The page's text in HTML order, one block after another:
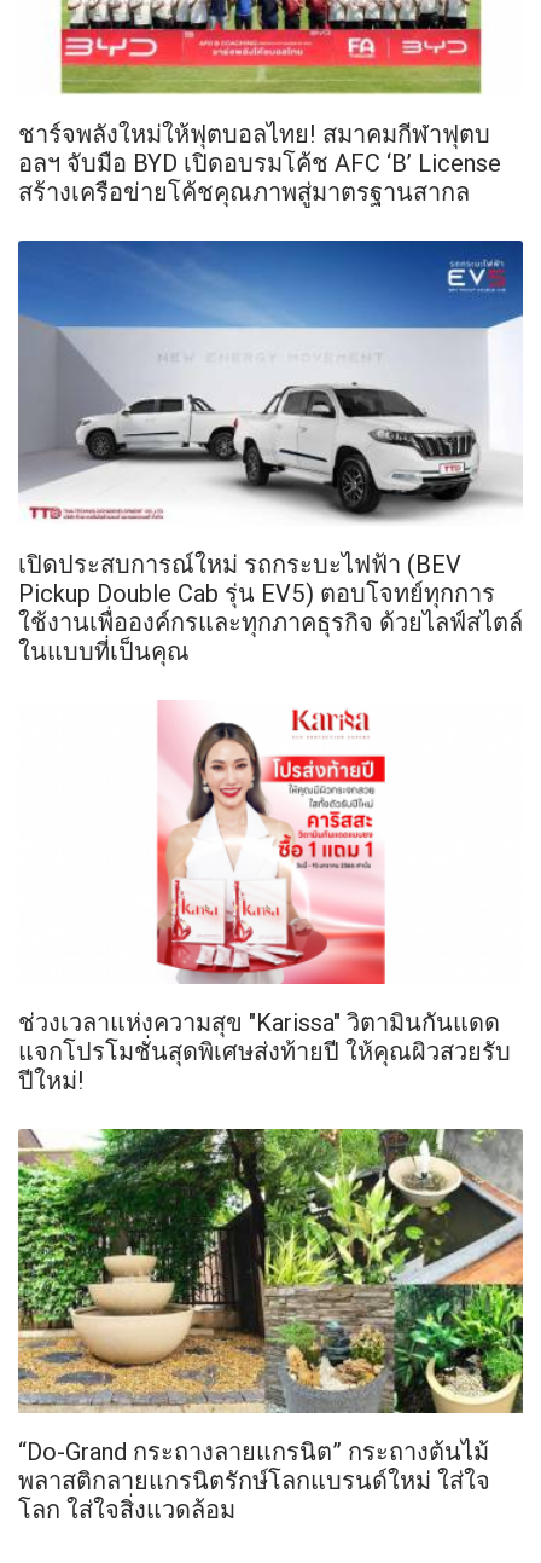
ชาร์จพลังใหม่ให้ฟุตบอลไทย! สมาคมกีฬาฟุตบ
อลฯ จับมือ BYD เปิดอบรมโค้ช AFC ‘B’ License
สร้างเครือข่ายโค้ชคุณภาพสู่มาตรฐานสากล
เปิดประสบการณ์ใหม่ รถกระบะไฟฟ้า (BEV
Pickup Double Cab รุ่น EV5) ตอบโจทย์ทุกการ
ใช้งานเพื่อองค์กรและทุกภาคธุรกิจ ด้วยไลฟ์สไตล์
ในแบบที่เป็นคุณ
ช่วงเวลาแห่งความสุข "Karissa" วิตามินกันแดด
แจกโปรโมชั่นสุดพิเศษส่งท้ายปี ให้คุณผิวสวยรับ
ปีใหม่!
“Do-Grand กระถางลายแกรนิต” กระถางต้นไม้
พลาสติกลายแกรนิตรักษ์โลกแบรนด์ใหม่ ใส่ใจ
โลก ใส่ใจสิ่งแวดล้อม